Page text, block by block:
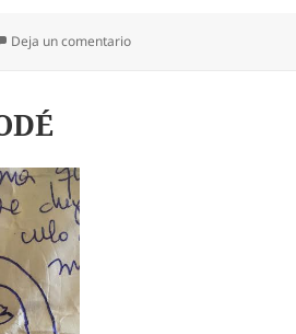
Deja un comentarioen TODOS LAS ODIAN